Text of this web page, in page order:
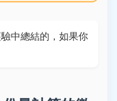
中總結的，如果你